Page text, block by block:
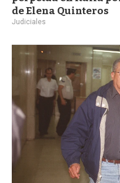
de Elena Quinteros
Judiciales